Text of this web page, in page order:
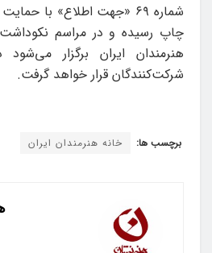
شماره ۶۹ «جهت اطلاع» با
چاپ رسیده و در مراسم
هنرمندان ایران برگزار
شرکت‌کنندگان قرار خواهد گرفت.
برچسب ها: خانه هنرمندان ایران